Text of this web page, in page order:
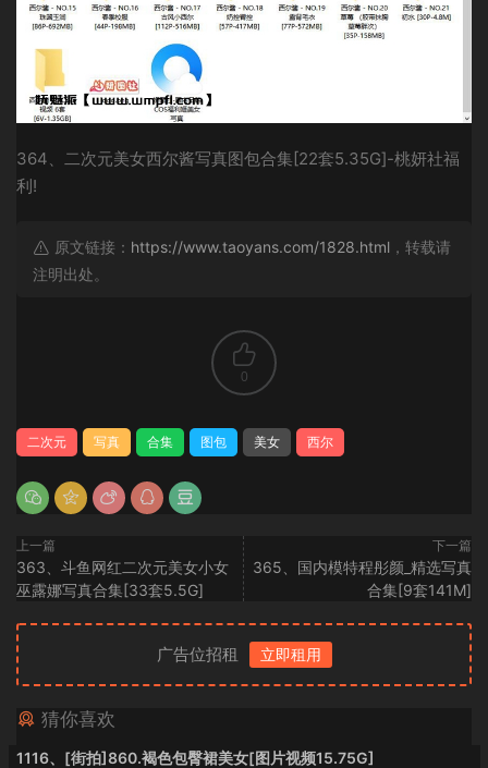
364、二次元美女西尔酱写真图包合集[22套5.35G]-桃妍社福
利!
原文链接： https://www.taoyans.com/1828.html ，转载请
注明出处。
0
二次元 写真 合集 图包 美女 西尔
上一篇
363、斗鱼网红二次元美女小女
巫露娜写真合集[33套5.5G]
下一篇
365、国内模特程彤颜_精选写真
合集[9套141M]
广告位招租 立即租用
猜你喜欢
1116、[街拍]860.褐色包臀裙美女[图片视频15.75G]